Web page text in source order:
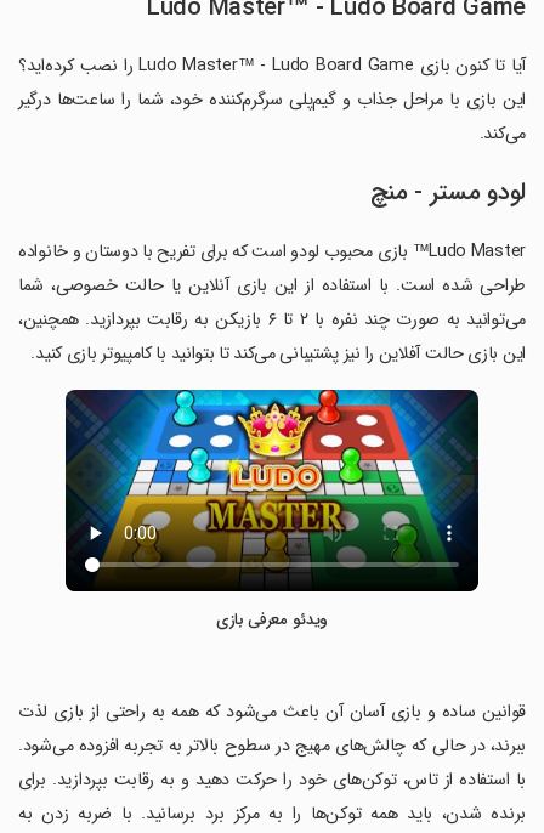
آیا تا کنون بازی Ludo Master™ - Ludo Board Game را نصب کرده‌اید؟
این بازی با مراحل جذاب و گیم‌پلی سرگرم‌کننده خود، شما را ساعت‌ها درگیر
می‌کند.
لودو مستر - منچ
Ludo Master™ بازی محبوب لودو است که برای تفریح با دوستان و خانواده
طراحی شده است. با استفاده از این بازی آنلاین یا حالت خصوصی، شما
می‌توانید به صورت چند نفره با ۲ تا ۶ بازیکن به رقابت بپردازید. همچنین،
این بازی حالت آفلاین را نیز پشتیبانی می‌کند تا بتوانید با کامپیوتر بازی کنید.
ویدئو معرفی بازی
‏قوانین ساده و بازی آسان آن باعث می‌شود که همه به راحتی از بازی لذت
ببرند، در حالی که چالش‌های مهیج در سطوح بالاتر به تجربه افزوده می‌شود.
با استفاده از تاس، توکن‌های خود را حرکت دهید و به رقابت بپردازید. برای
برنده شدن، باید همه توکن‌ها را به مرکز برد برسانید. با ضربه زدن به